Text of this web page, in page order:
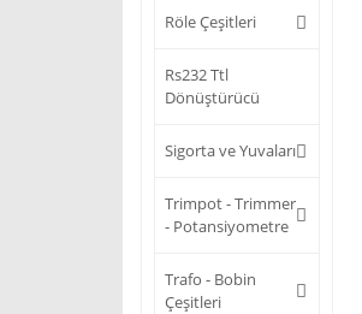
Röle Çeşitleri
Rs232 Ttl
Dönüştürücü
Sigorta ve Yuvaları
Trimpot - Trimmer
- Potansiyometre
Trafo - Bobin
Çeşitleri